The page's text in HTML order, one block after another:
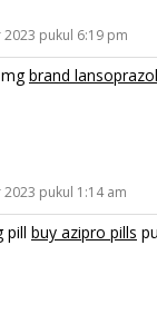
pukul 6:19 pm
brand
pukul 1:14 am
pill buy azipro pills